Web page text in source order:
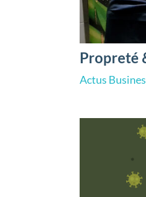
Propreté
Actus